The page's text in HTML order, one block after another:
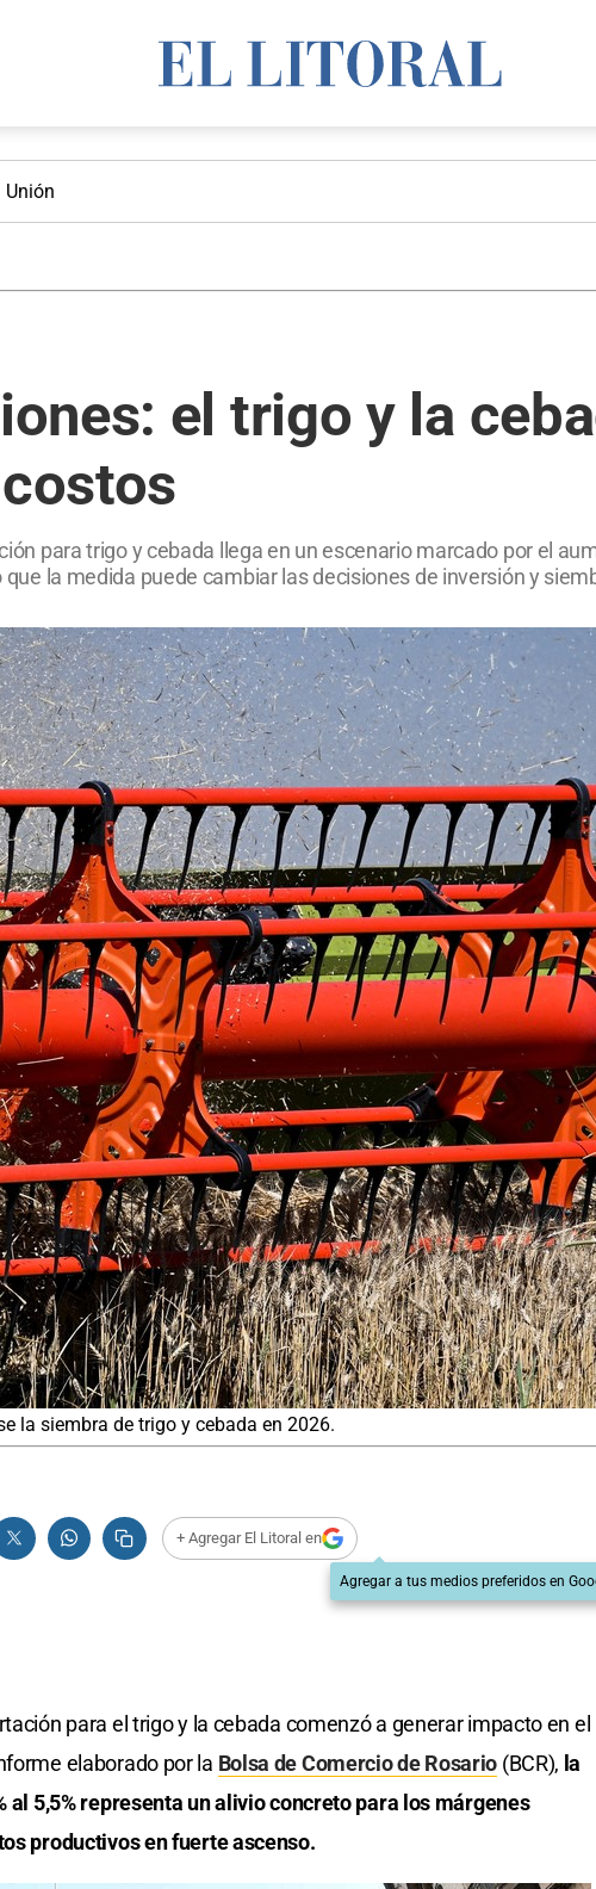
Unión
el trigo y la
para trigo y cebada llega en un escenario marcado por el
la medida puede cambiar las decisiones de inversión y
la siembra de trigo y cebada en 2026.
+ Agregar El Litoral en
Agregar a tus medios preferidos en
para el trigo y la cebada comenzó a generar impacto en el
elaborado por la Bolsa de Comercio de Rosario (BCR), la
al 5,5% representa un alivio concreto para los márgenes
productivos en fuerte ascenso.